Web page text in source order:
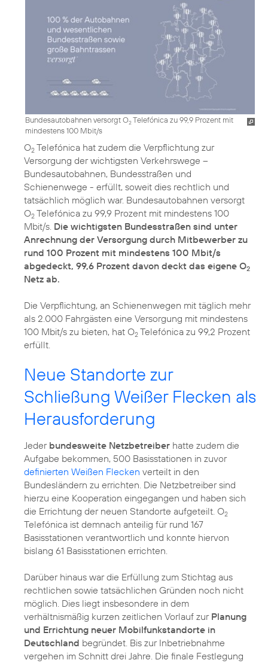
Bundesautobahnen versorgt O2Telefónica zu 99,9 Prozent mit
mindestens 100 Mbit/s
O2 Telefónica hat zudem die Verpflichtung zur
Versorgung der wichtigsten Verkehrswege –
Bundesautobahnen, Bundesstraßen und
Schienenwege - erfüllt, soweit dies rechtlich und
tatsächlich möglich war. Bundesautobahnen versorgt
O2 Telefónica zu 99,9 Prozent mit mindestens 100
Mbit/s. Die wichtigsten Bundesstraßen sind unter
Anrechnung der Versorgung durch Mitbewerber zu
rund 100 Prozent mit mindestens 100 Mbit/s
abgedeckt, 99,6 Prozent davon deckt das eigene O2
Netz ab.
Die Verpflichtung, an Schienenwegen mit täglich mehr
als 2.000 Fahrgästen eine Versorgung mit mindestens
100 Mbit/s zu bieten, hat O2 Telefónica zu 99,2 Prozent
erfüllt.
Neue Standorte zur
Schließung Weißer Flecken als
Herausforderung
Jeder bundesweite Netzbetreiber hatte zudem die
Aufgabe bekommen, 500 Basisstationen in zuvor
definierten Weißen Flecken verteilt in den
Bundesländern zu errichten. Die Netzbetreiber sind
hierzu eine Kooperation eingegangen und haben sich
die Errichtung der neuen Standorte aufgeteilt. O2
Telefónica ist demnach anteilig für rund 167
Basisstationen verantwortlich und konnte hiervon
bislang 61 Basisstationen errichten.
Darüber hinaus war die Erfüllung zum Stichtag aus
rechtlichen sowie tatsächlichen Gründen noch nicht
möglich. Dies liegt insbesondere in dem
verhältnismäßig kurzen zeitlichen Vorlauf zur Planung
und Errichtung neuer Mobilfunkstandorte in
Deutschland begründet. Bis zur Inbetriebnahme
vergehen im Schnitt drei Jahre. Die finale Festlegung